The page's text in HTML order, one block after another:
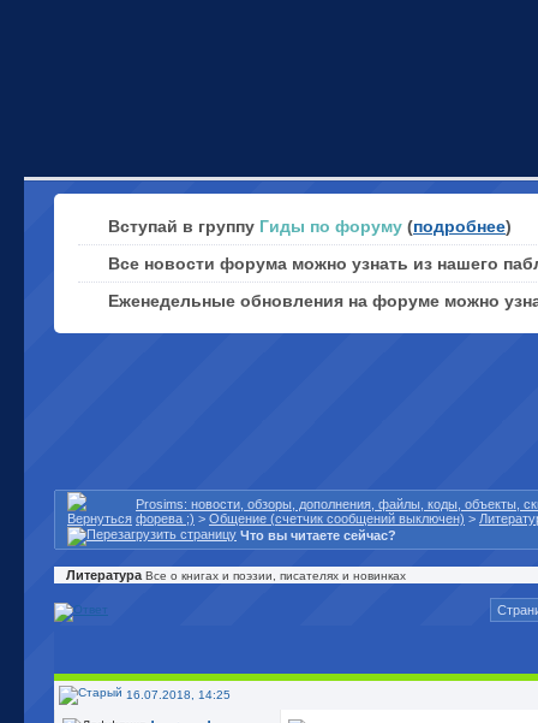
Вступай в группу Гиды по форуму (подробнее)
Все новости форума можно узнать из нашего
Еженедельные обновления на форуме можно
Prosims: новости, обзоры, дополнения, файлы, коды, объекты,
форева ;) > Общение (счетчик сообщений выключен) >
Что вы читаете сейчас?
Литература Все о книгах и поэзии, писателях и новинках
16.07.2018, 14:25